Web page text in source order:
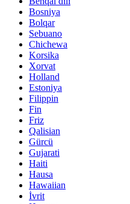
Bosniya
Bolqar
Sebuano
Chichewa
Korsika
Xorvat
Holland
Estoniya
Filippin
Fin
Friz
Qalisian
Gürcü
Gujarati
Haiti
Hausa
Hawaiian
İvrit